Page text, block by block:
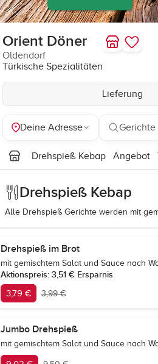
Orient Döner
Oldendorf
Türkische Spezialitäten
Lieferung
Deine Adresse Gerichte
Drehspieß Kebap Angebot
Drehspieß Kebap
Alle Drehspieß Gerichte werden mit
Drehspieß im Brot
mit gemischtem Salat und Sauce nach
Aktionspreis: 3,51 € Ersparnis
3,79 € 3,99 €
Jumbo Drehspieß
mit gemischtem Salat und Sauce nach